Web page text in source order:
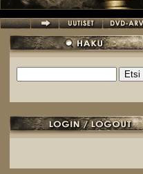
Hakulomake